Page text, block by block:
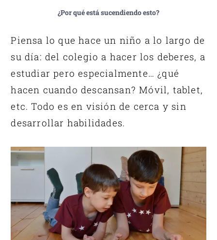
¿Por qué está sucendiendo esto?
Piensa lo que hace un niño a lo largo de
su día: del colegio a hacer los deberes, a
estudiar pero especialmente… ¿qué
hacen cuando descansan? Móvil, tablet,
etc. Todo es en visión de cerca y sin
desarrollar habilidades.